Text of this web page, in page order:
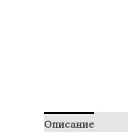
Описание